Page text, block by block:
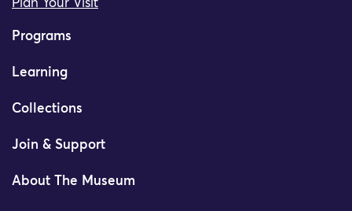
Plan Your Visit
Programs
Learning
Collections
Join & Support
About The Museum